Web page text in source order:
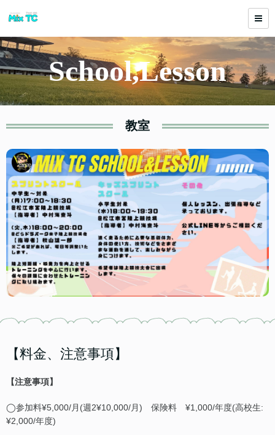
School,Lesson
教室
【料金、注意事項】
【注意事項】
◯参加料¥5,000/月(週2¥10,000/月) 保険料 ¥1,000/年度(高校生:
¥2,000/年度)